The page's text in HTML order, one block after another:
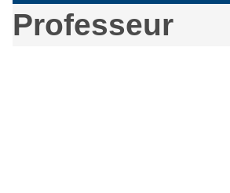
Professeur